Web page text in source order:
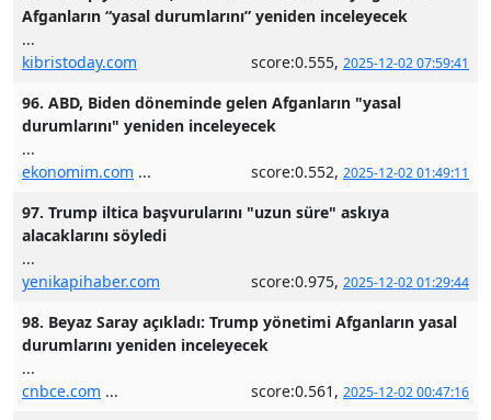
Afganların “yasal durumlarını” yeniden inceleyecek
...
kibristoday.com
score:0.555, 2025-12-02 07:59:41
96. ABD, Biden döneminde gelen Afganların "yasal
durumlarını" yeniden inceleyecek
...
ekonomim.com ... score:0.552, 2025-12-02 01:49:11
97. Trump iltica başvurularını "uzun süre" askıya
alacaklarını söyledi
...
yenikapihaber.com
score:0.975, 2025-12-02 01:29:44
98. Beyaz Saray açıkladı: Trump yönetimi Afganların yasal
durumlarını yeniden inceleyecek
...
cnbce.com ... score:0.561, 2025-12-02 00:47:16